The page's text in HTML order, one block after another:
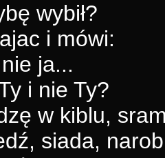
wybił?
i mówi:
ja...
i nie Ty?
w kiblu,
siada,